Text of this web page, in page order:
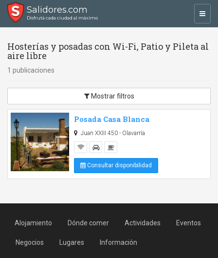
Salidores.com
Disfrutá cada ciudad al máximo
Hosterías y posadas con Wi-Fi, Patio y Pileta al
aire libre
1 publicaciones
Mostrar filtros
Posada Casa Blanca
Juan XXIII 450 - Olavarría
Consultar disponibilidad
Alojamiento Dónde comer Actividades Eventos
Negocios Lugares Información